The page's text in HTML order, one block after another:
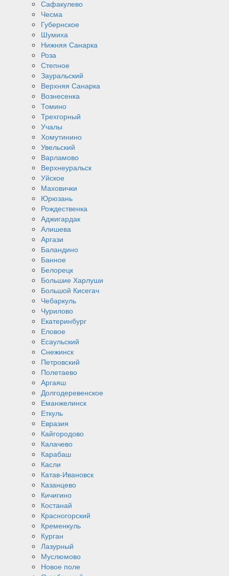
Сафакулево
Чесма
Губернское
Шумиха
Нижняя Санарка
Роза
Степное
Зауральский
Верхняя Санарка
Вознесенка
Томино
Трехгорный
Учалы
Хомутинино
Увельский
Варламово
Верхнеуральск
Уйское
Маховички
Юрюзань
Рождественка
Аджигардак
Алишева
Аргази
Баландино
Банное
Белорецк
Большие Харлуши
Большой Кисегач
Чебаркуль
Чурилово
Екатеринбург
Еловое
Есаульский
Снежинск
Петровский
Полетаево
Аргаяш
Долгодеревенское
Еманжелинск
Еткуль
Евразия
Кайгородово
Калачево
Карабаш
Касли
Катав-Ивановск
Казанцево
Кичигино
Костанай
Красногорский
Кременкуль
Курган
Лазурный
Муслюмово
Новое поле